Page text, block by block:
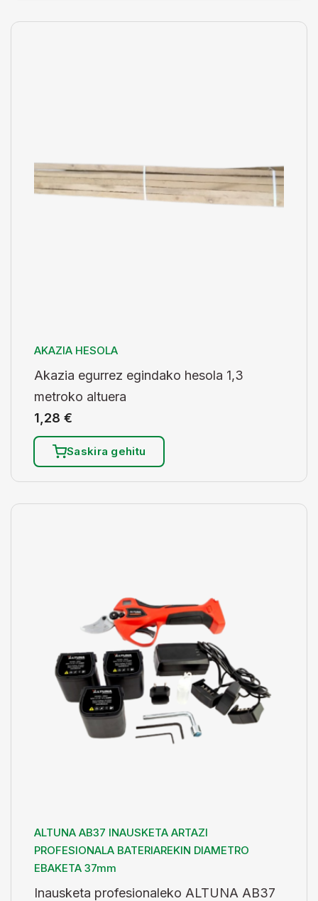
AKAZIA HESOLA
Akazia egurrez egindako hesola 1,3
metroko altuera
1,28 €
Saskira gehitu
ALTUNA AB37 INAUSKETA ARTAZI
PROFESIONALA BATERIAREKIN DIAMETRO
EBAKETA 37mm
Inausketa profesionaleko ALTUNA AB37